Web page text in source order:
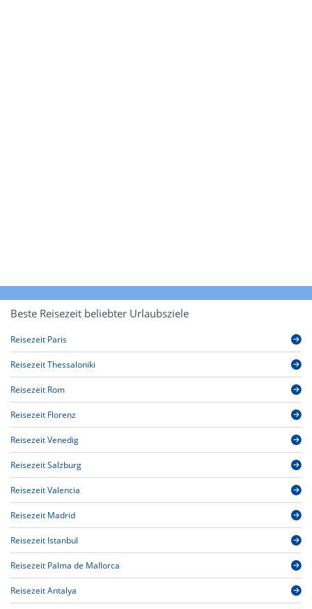
Beste Reisezeit beliebter Urlaubsziele
Reisezeit Paris
Reisezeit Thessaloniki
Reisezeit Rom
Reisezeit Florenz
Reisezeit Venedig
Reisezeit Salzburg
Reisezeit Valencia
Reisezeit Madrid
Reisezeit Istanbul
Reisezeit Palma de Mallorca
Reisezeit Antalya